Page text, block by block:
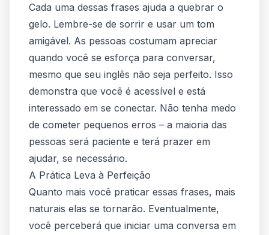
Cada uma dessas frases ajuda a quebrar o
gelo. Lembre-se de sorrir e usar um tom
amigável. As pessoas costumam apreciar
quando você se esforça para conversar,
mesmo que seu inglês não seja perfeito. Isso
demonstra que você é acessível e está
interessado em se conectar. Não tenha medo
de cometer pequenos erros – a maioria das
pessoas será paciente e terá prazer em
ajudar, se necessário.
A Prática Leva à Perfeição
Quanto mais você praticar essas frases, mais
naturais elas se tornarão. Eventualmente,
você perceberá que iniciar uma conversa em